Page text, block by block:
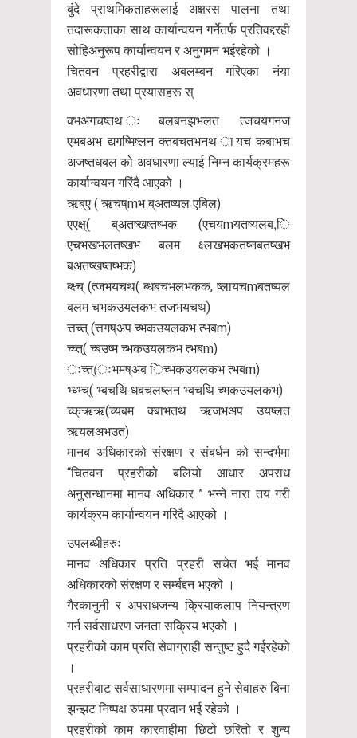
बुंदे प्राथमिकताहरूलाई अक्षरस पालना तथा
तदारूकताका साथ कार्यान्वयन गर्नेतर्फ प्रतिवद्दरही
सोहिअनुरूप कार्यान्वयन र अनुगमन भईरहेको ।
चितवन प्रहरीद्वारा अबलम्बन गरिएका नंया
अवधारणा तथा प्रयासहरू स्
क्भअगचष्तथ ःबलबनझभलत त्जचयगनज
एभबअभ द्यगष्मिष्लन क्तबचतभनथ ायच कबाभच
अजष्तधबल को अवधारणा ल्याई निम्न कार्यक्रमहरू
कार्यान्वयन गरिंदै आएको ।
ऋब्ए ( ऋचष्mभ ब्अतष्यल एबिल)
एएक्ष्( ब्अतष्खष्तष्भक (एचयmयतष्यलब,ि
एचभखभलतष्खभ बलम क्ष्लखभकतष्नबतष्खभ
बअतष्खष्तष्भक)
ब्क्ष्च् (त्जभयचथ( ब्धबचभलभकक, ष्लायचmबतष्यल
बलम चभकउयलकभ तजभयचथ)
त्तच्त् (त्तगष्अप च्भकउयलकभ त्भबm)
च्च्त्( च्बउष्म च्भकउयलकभ त्भबm)
ःच्त्(ःभमष्अब िच्भकउयलकभ त्भबm)
भ्ध्भ्च्( भ्बचथि धबचलष्लन भ्बचथि च्भकउयलकभ)
च्क्ऋऋ(च्यबम क्बाभतथ ऋजभअप उयष्लत
ऋयलअभउत)
मानब अधिकारको संरक्षण र संबर्धन को सन्दर्भमा
“चितवन प्रहरीको बलियो आधार अपराध
अनुसन्धानमा मानव अधिकार ” भन्ने नारा तय गरी
कार्यक्रम कार्यान्वयन गरिदै आएको ।
उपलब्धीहरुः
मानव अधिकार प्रति प्रहरी सचेत भई मानव
अधिकारको संरक्षण र सर्म्बद्दन भएको ।
गैरकानुनी र अपराधजन्य क्रियाकलाप नियन्त्रण
गर्न सर्वसाधरण जनता सक्रिय भएको ।
प्रहरीको काम प्रति सेवाग्राही सन्तुष्ट हुदै गईरहेको
।
प्रहरीबाट सर्वसाधारणमा सम्पादन हुने सेवाहरु बिना
झन्झट निष्पक्ष रुपमा प्रदान भई रहेको ।
प्रहरीको काम कारवाहीमा छिटो छरितो र शुन्य